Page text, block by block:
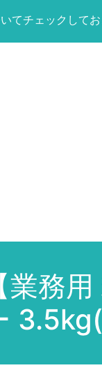
てチェックして
【業務